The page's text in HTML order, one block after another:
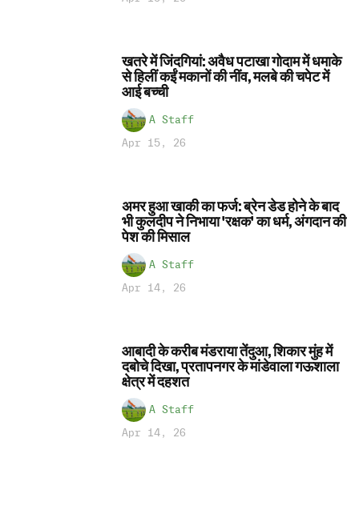
खतरे में जिंदगियां: अवैध पटाखा गोदाम में धमाके
से हिलीं कईं मकानों की नींव, मलबे की चपेट में
आई बच्ची
A Staff
Apr 15, 26
अमर हुआ खाकी का फर्ज: ब्रेन डेड होने के बाद
भी कुलदीप ने निभाया 'रक्षक' का धर्म, अंगदान की
पेश की मिसाल
A Staff
Apr 14, 26
आबादी के करीब मंडराया तेंदुआ, शिकार मुंह में
दबोचे दिखा, प्रतापनगर के मांडेवाला गऊशाला
क्षेत्र में दहशत
A Staff
Apr 14, 26